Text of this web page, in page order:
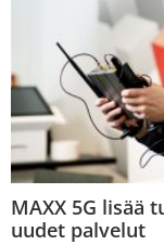
MAXX 5G lisää
uudet palvelut